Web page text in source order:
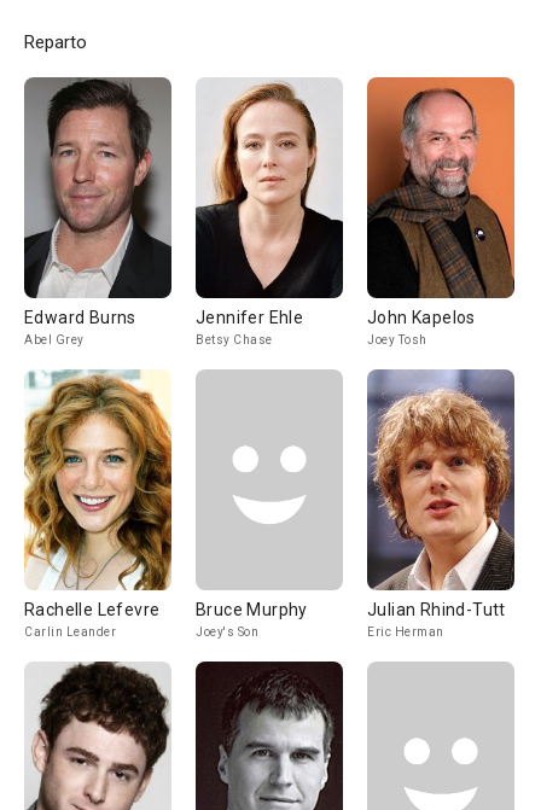
Reparto
Edward Burns
Abel Grey
Jennifer Ehle
Betsy Chase
John Kapelos
Joey Tosh
Rachelle Lefevre
Carlin Leander
Bruce Murphy
Joey's Son
Julian Rhind-Tutt
Eric Herman